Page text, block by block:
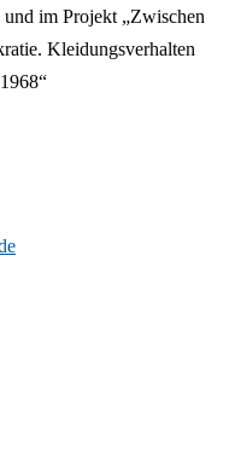
im Projekt „Zwischen
Kleidungsverhalten